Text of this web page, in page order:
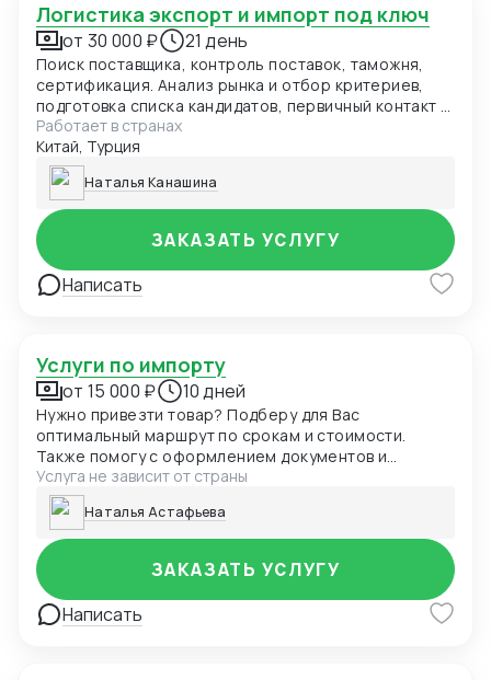
Логистика экспорт и импорт под ключ
от 30 000 ₽ 21 день
Поиск поставщика, контроль поставок, таможня,
сертификация. Анализ рынка и отбор критериев,
подготовка списка кандидатов, первичный контакт и
сбор коммерческих предложений. Контроль
производства (план-график, соответствие
спецификациям), мониторинг логистики и статуса
отправлений, взаимодействие с перевозчиком.
Подготовка и проверка комплектов таможенных
документов. Подача заявок, взаимодействие с
органом сертификации, получение сертификата/
декларации соответствия.
Работает в странах
Китай, Турция
Наталья Канашина
Написать
ЗАКАЗАТЬ УСЛУГУ
Услуги по импорту
от 15 000 ₽ 10 дней
Нужно привезти товар? Подберу для Вас
оптимальный маршрут по срокам и стоимости.
Также помогу с оформлением документов и
растаможкой
Услуга не зависит от страны
Наталья Астафьева
Написать
ЗАКАЗАТЬ УСЛУГУ